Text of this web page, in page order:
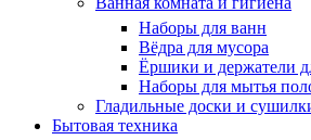
Наборы для ванн
Вёдра для мусора
Ёршики и держатели
Наборы для мытья
Гладильные доски и
Бытовая техника